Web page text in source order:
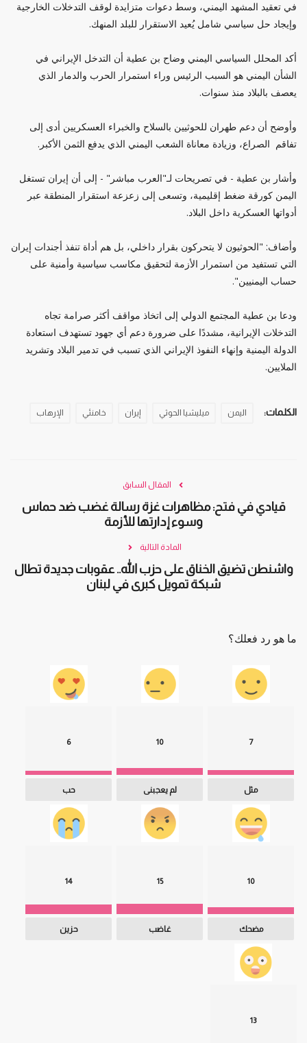
في تعقيد المشهد اليمني، وسط دعوات متزايدة لوقف التدخلات الخارجية
وإيجاد حل سياسي شامل يُعيد الاستقرار للبلد المنهك.
أكد المحلل السياسي اليمني وضاح بن عطية أن التدخل الإيراني في
الشأن اليمني هو السبب الرئيس وراء استمرار الحرب والدمار الذي
يعصف بالبلاد منذ سنوات.
وأوضح أن دعم طهران للحوثيين بالسلاح والخبراء العسكريين أدى إلى
تفاقم الصراع، وزيادة معاناة الشعب اليمني الذي يدفع الثمن الأكبر.
وأشار بن عطية - في تصريحات لـ"العرب مباشر" - إلى أن إيران تستغل
اليمن كورقة ضغط إقليمية، وتسعى إلى زعزعة استقرار المنطقة عبر
أدواتها العسكرية داخل البلاد.
وأضاف: "الحوثيون لا يتحركون بقرار داخلي، بل هم أداة تنفذ أجندات إيران
التي تستفيد من استمرار الأزمة لتحقيق مكاسب سياسية وأمنية على
حساب اليمنيين".
ودعا بن عطية المجتمع الدولي إلى اتخاذ مواقف أكثر صرامة تجاه
التدخلات الإيرانية، مشددًا على ضرورة دعم أي جهود تستهدف استعادة
الدولة اليمنية وإنهاء النفوذ الإيراني الذي تسبب في تدمير البلاد وتشريد
الملايين.
الكلمات: اليمن ميليشيا الحوثي إيران خامنئي الإرهاب
المقال السابق
قيادي في فتح: مظاهرات غزة رسالة غضب ضد حماس
وسوء إدارتها للأزمة
المادة التالية
واشنطن تضيق الخناق على حزب الله.. عقوبات جديدة تطال
شبكة تمويل كبرى في لبنان
ما هو رد فعلك؟
7
مثل
10
لم يعجبنى
6
حب
10
مضحك
15
غاضب
14
حزين
13